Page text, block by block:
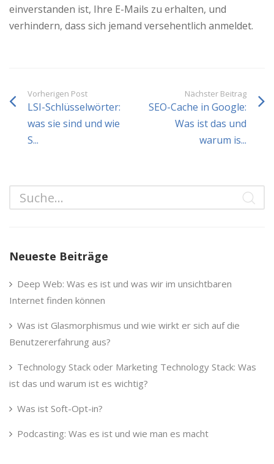
einverstanden ist, Ihre E-Mails zu erhalten, und
verhindern, dass sich jemand versehentlich anmeldet.
Vorherigen Post
LSI-Schlüsselwörter:
was sie sind und wie
S...
Nächster Beitrag
SEO-Cache in Google:
Was ist das und
warum is...
Neueste Beiträge
Deep Web: Was es ist und was wir im unsichtbaren
Internet finden können
Was ist Glasmorphismus und wie wirkt er sich auf die
Benutzererfahrung aus?
Technology Stack oder Marketing Technology Stack: Was
ist das und warum ist es wichtig?
Was ist Soft-Opt-in?
Podcasting: Was es ist und wie man es macht